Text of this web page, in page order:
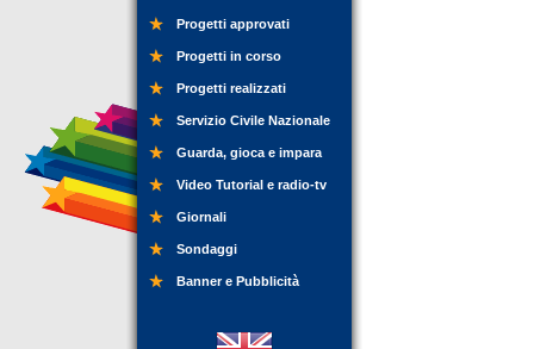
Progetti approvati
Progetti in corso
Progetti realizzati
Servizio Civile Nazionale
Guarda, gioca e impara
Video Tutorial e radio-tv
Giornali
Sondaggi
Banner e Pubblicità